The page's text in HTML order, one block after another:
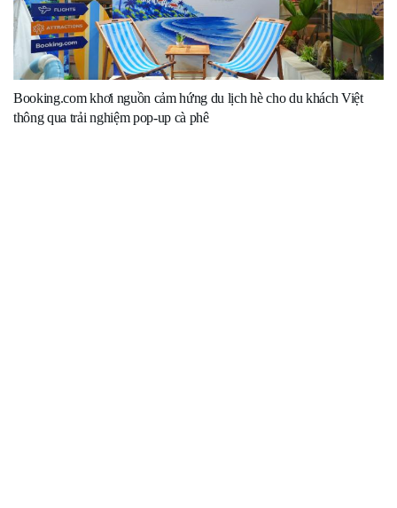
Booking.com khơi nguồn cảm hứng du lịch hè cho du khách Việt
thông qua trải nghiệm pop-up cà phê